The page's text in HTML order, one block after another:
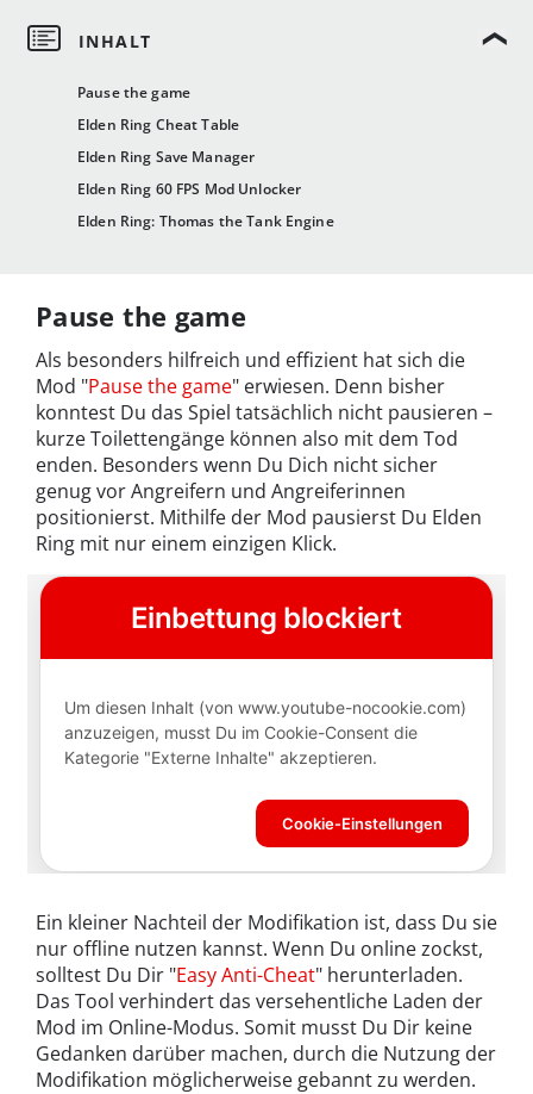
Pause the game
Elden Ring Cheat Table
Elden Ring Save Manager
Elden Ring 60 FPS Mod Unlocker
Elden Ring: Thomas the Tank Engine
Pause the game
Als besonders hilfreich und effizient hat sich die
Mod "Pause the game" erwiesen. Denn bisher
konntest Du das Spiel tatsächlich nicht pausieren –
kurze Toilettengänge können also mit dem Tod
enden. Besonders wenn Du Dich nicht sicher
genug vor Angreifern und Angreiferinnen
positionierst. Mithilfe der Mod pausierst Du Elden
Ring mit nur einem einzigen Klick.
Ein kleiner Nachteil der Modifikation ist, dass Du sie
nur offline nutzen kannst. Wenn Du online zockst,
solltest Du Dir "Easy Anti-Cheat" herunterladen.
Das Tool verhindert das versehentliche Laden der
Mod im Online-Modus. Somit musst Du Dir keine
Gedanken darüber machen, durch die Nutzung der
Modifikation möglicherweise gebannt zu werden.